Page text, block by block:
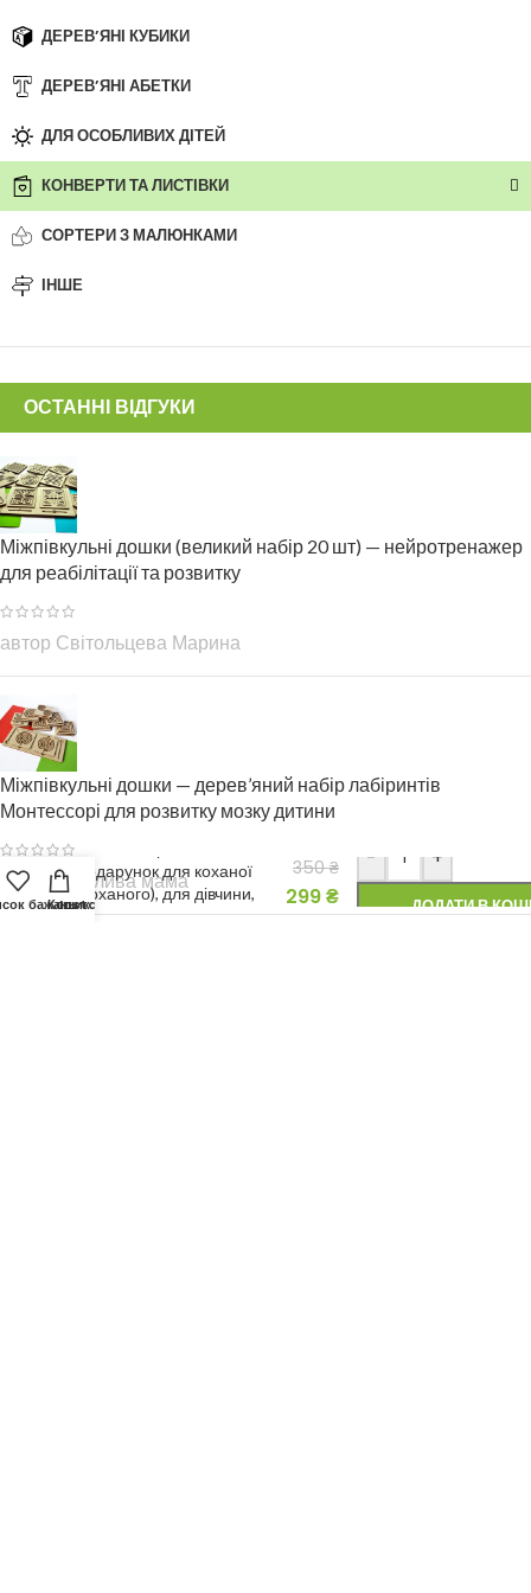
ДЕРЕВ’ЯНІ КУБИКИ
ДЕРЕВ’ЯНІ АБЕТКИ
ДЛЯ ОСОБЛИВИХ ДІТЕЙ
КОНВЕРТИ ТА ЛИСТІВКИ
СОРТЕРИ З МАЛЮНКАМИ
ІНШЕ
ОСТАННІ ВІДГУКИ
Міжпівкульні дошки (великий набір 20 шт) — нейротренажер
для реабілітації та розвитку
автор Світольцева Марина
Міжпівкульні дошки — дерев’яний набір лабіринтів
Монтессорі для розвитку мозку дитини
автор Щаслива мама
бажань
Кошик
Instagram
Дерев’яні різьблені
подарунок для коханої
(коханого), для дівчини,
хлопця, дружини чи
350₴
299₴
- +
ДОДАТИ В